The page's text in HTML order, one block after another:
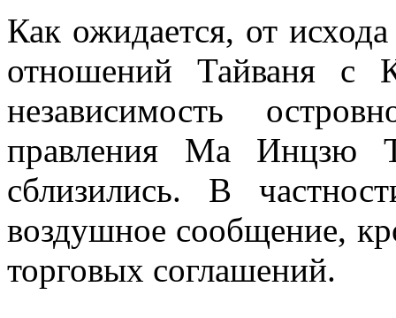
Как ожидается, от
отношений Тайваня с
независимость
правления Ма Инцзю
сблизились. В
воздушное сообщение,
торговых соглашений.